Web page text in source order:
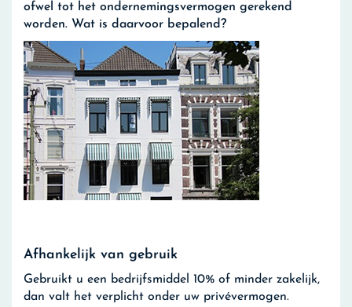
ofwel tot het ondernemingsvermogen gerekend
worden. Wat is daarvoor bepalend?
Afhankelijk van gebruik
Gebruikt u een bedrijfsmiddel 10% of minder zakelijk,
dan valt het verplicht onder uw privévermogen.